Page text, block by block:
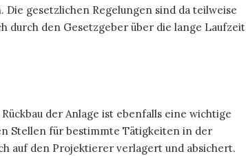
gesetzlichen Regelungen sind da teilweise
durch den Gesetzgeber über die lange Laufzeit
der Anlage ist ebenfalls eine wichtige
Stellen für bestimmte Tätigkeiten in der
auf den Projektierer verlagert und absichert.